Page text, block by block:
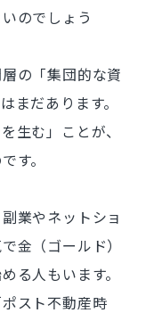
のでしょう
の「集団的な資
まだあります。
生む」ことが、
す。
業やネットショ
金（ゴールド）
る人もいます。
スト不動産時